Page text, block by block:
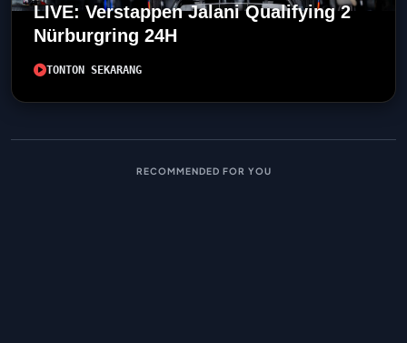
LIVE: Verstappen Jalani Qualifying 2
Nürburgring 24H
TONTON SEKARANG
RECOMMENDED FOR YOU